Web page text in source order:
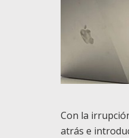
Con la
atrás e